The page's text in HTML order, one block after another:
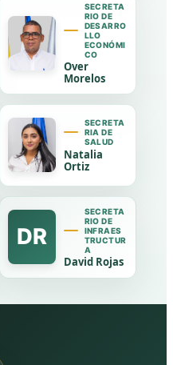
SECRETA
RIO DE
DESARRO
LLO
ECONÓMI
CO
Over
Morelos
SECRETA
RIA DE
SALUD
Natalia
Ortiz
DR
SECRETA
RIO DE
INFRAES
TRUCTUR
A
David Rojas